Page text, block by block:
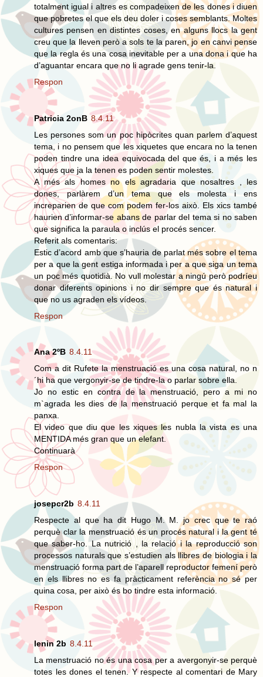
totalment igual i altres es compadeixen de les dones i diuen
que pobretes el que els deu doler i coses semblants. Moltes
cultures pensen en distintes coses, en alguns llocs la gent
creu que la lleven però a sols te la paren, jo en canvi pense
que la regla és una cosa inevitable per a una dona i que ha
d’aguantar encara que no li agrade gens tenir-la.
Respon
Patricia 2onB 8.4.11
Les persones som un poc hipòcrites quan parlem d’aquest
tema, i no pensem que les xiquetes que encara no la tenen
poden tindre una idea equivocada del que és, i a més les
xiques que ja la tenen es poden sentir molestes.
A més als homes no els agradaria que nosaltres , les
dones, parlàrem d’un tema que els molesta i ens
increparien de que com podem fer-los això. Els xics també
haurien d’informar-se abans de parlar del tema si no saben
que significa la paraula o inclús el procés sencer.
Referit als comentaris:
Estic d’acord amb que s’hauria de parlat més sobre el tema
per a que la gent estiga informada i per a que siga un tema
un poc més quotidià. No vull molestar a ningú però podríeu
donar diferents opinions i no dir sempre que és natural i
que no us agraden els vídeos.
Respon
Ana 2ºB 8.4.11
Com a dit Rufete la menstruació es una cosa natural, no n
´hi ha que vergonyir-se de tindre-la o parlar sobre ella.
Jo no estic en contra de la menstruació, pero a mi no
m`agrada les dies de la menstruació perque et fa mal la
panxa.
El video que diu que les xiques les nubla la vista es una
MENTIDA més gran que un elefant.
Continuarà
Respon
josepcr2b 8.4.11
Respecte al que ha dit Hugo M. M. jo crec que te raó
perquè clar la menstruació és un procés natural i la gent té
que saber-ho. La nutrició , la relació i la reproducció son
processos naturals que s’estudien als llibres de biologia i la
menstruació forma part de l’aparell reproductor femení però
en els llibres no es fa pràcticament referència no sé per
quina cosa, per això és bo tindre esta informació.
Respon
lenin 2b 8.4.11
La menstruació no és una cosa per a avergonyir-se perquè
totes les dones el tenen. Y respecte al comentari de Mary